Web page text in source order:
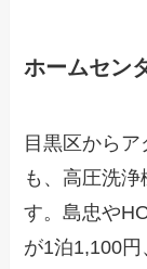
ホームセン
目黒区から
も、高圧洗
す。島忠や
が1泊1,100